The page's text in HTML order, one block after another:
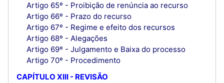
Artigo 65º - Proibição de renúncia ao recurso
Artigo 66º - Prazo do recurso
Artigo 67º - Regime e efeito dos recursos
Artigo 68º - Alegações
Artigo 69º - Julgamento e Baixa do processo
Artigo 70º - Procedimento
CAPÍTULO XIII - REVISÃO